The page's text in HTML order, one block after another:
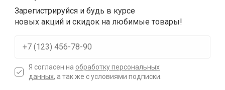
Зарегистрируйся и будь в курсе
новых акций и скидок на любимые товары!
Я согласен на обработку персональных
данных, а так же с условиями подписки.